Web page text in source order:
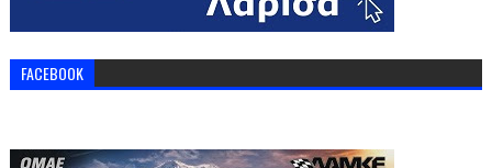
FACEBOOK